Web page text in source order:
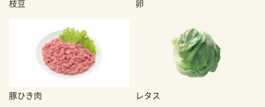
枝豆 卵
豚ひき肉 レタス